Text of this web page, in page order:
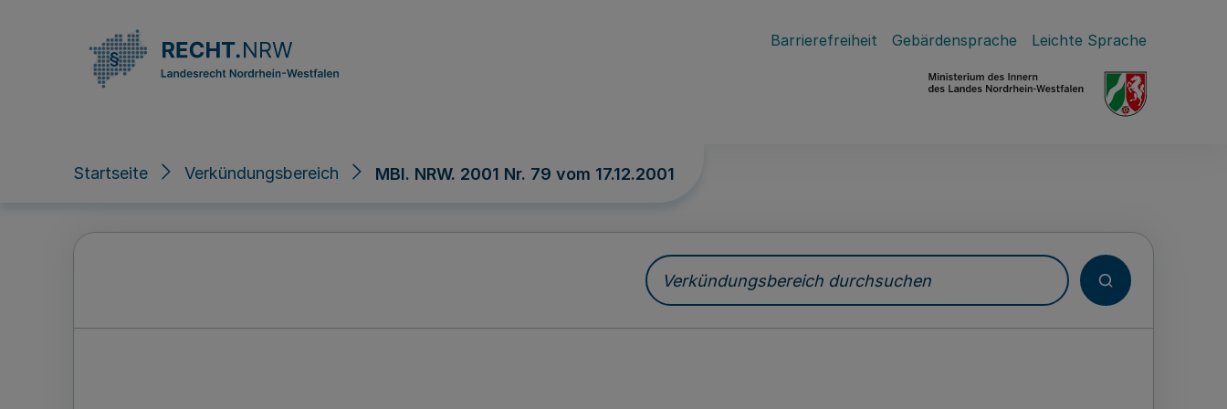
Barrierefreiheit Gebärdensprache Leichte Sprache
Startseite Verkündungsbereich MBl. NRW. 2001 Nr. 79 vom 17.12.2001
Verkündungsbereich durchsuchen